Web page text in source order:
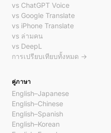
vs ChatGPT Voice
vs Google Translate
vs iPhone Translate
vs ล่ามคน
vs DeepL
การเปรียบเทียบทั้งหมด →
คู่ภาษา
English–Japanese
English–Chinese
English–Spanish
English–Korean